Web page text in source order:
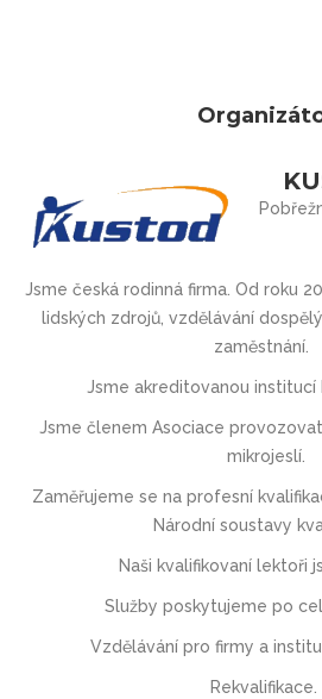
Jsme česká rodinná firma. Od roku
lidských zdrojů, vzdělávání
zaměstnání.
Jsme akreditovanou institucí
Jsme členem Asociace
mikrojeslí.
Zaměřujeme se na profesní
Národní soustavy
Naši kvalifikovaní lektoři
Služby poskytujeme po
Vzdělávání pro firmy a
Rekvalifikace